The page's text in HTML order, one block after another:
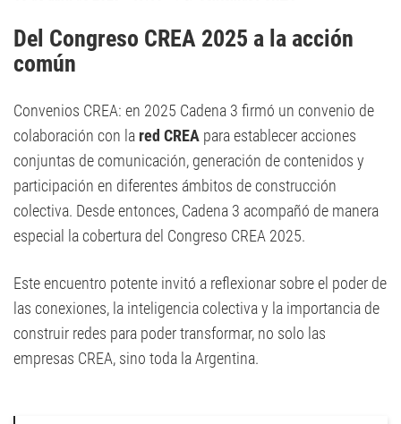
Del Congreso CREA 2025 a la acción
común
Convenios CREA: en 2025 Cadena 3 firmó un convenio de
colaboración con la red CREA para establecer acciones
conjuntas de comunicación, generación de contenidos y
participación en diferentes ámbitos de construcción
colectiva. Desde entonces, Cadena 3 acompañó de manera
especial la cobertura del Congreso CREA 2025.
Este encuentro potente invitó a reflexionar sobre el poder de
las conexiones, la inteligencia colectiva y la importancia de
construir redes para poder transformar, no solo las
empresas CREA, sino toda la Argentina.